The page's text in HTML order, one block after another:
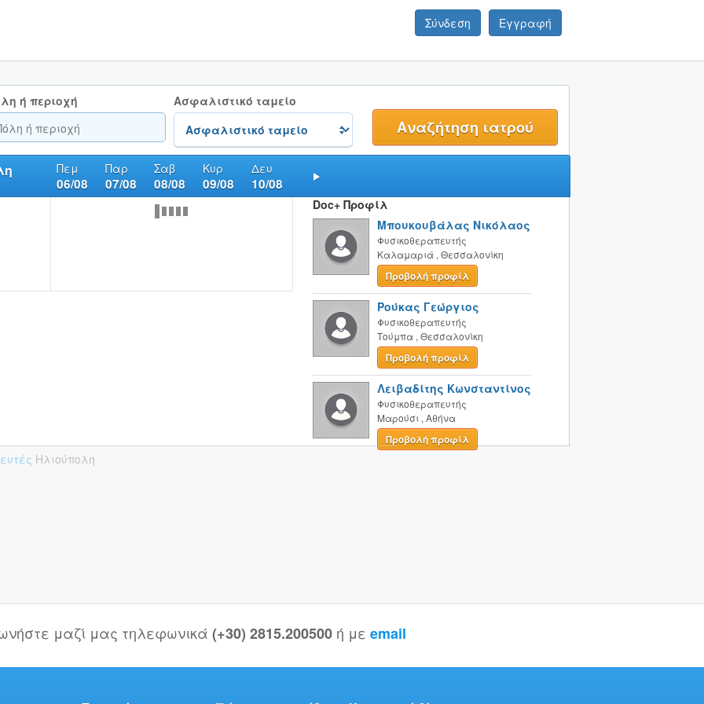
Σύνδεση Εγγραφή
ή περιοχή Ασφαλιστικό ταμείο
Πεμ
06/08
Παρ
07/08
Σαβ
08/08
Κυρ
09/08
Δευ
10/08
Doc+ Προφίλ
Μπουκουβάλας Νικόλαος
Φυσικοθεραπευτής
Καλαμαριά , Θεσσαλονίκη
Προβολή προφίλ
Ρούκας Γεώργιος
Φυσικοθεραπευτής
Τούμπα , Θεσσαλονίκη
Προβολή προφίλ
Λειβαδίτης Κωνσταντίνος
Φυσικοθεραπευτής
Μαρούσι , Αθήνα
Προβολή προφίλ
Ηλιούπολη
μαζί μας τηλεφωνικά (+30) 2815.200500 ή με email